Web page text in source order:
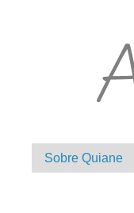
Sobre Quiane